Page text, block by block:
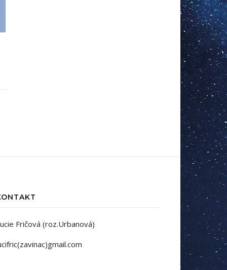
Fričová (roz.Urbanová)